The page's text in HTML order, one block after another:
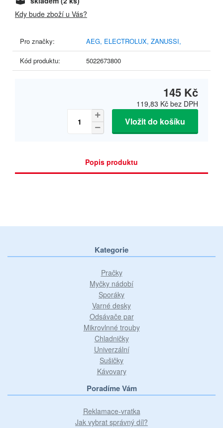
Kdy bude zboží u Vás?
Pro značky: AEG, ELECTROLUX, ZANUSSI,
Kód produktu: 5022673800
145 Kč
119,83 Kč bez DPH
Vložit do košíku
Popis produktu
Kategorie
Pračky
Myčky nádobí
Sporáky
Varné desky
Odsávače par
Mikrovlnné trouby
Chladničky
Univerzální
Sušičky
Kávovary
Poradíme Vám
Reklamace-vratka
Jak vybrat správný díl?